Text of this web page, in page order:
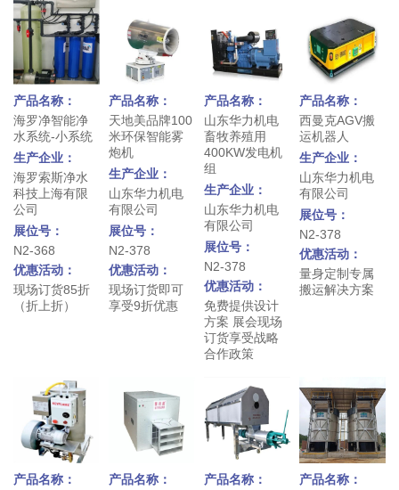
产品名称：
海罗净智能净
水系统-小系统
生产企业：
海罗索斯净水
科技上海有限
公司
展位号：
N2-368
优惠活动：
现场订货85折
（折上折）
产品名称：
天地美品牌100
米环保智能雾
炮机
生产企业：
山东华力机电
有限公司
展位号：
N2-378
优惠活动：
现场订货即可
享受9折优惠
产品名称：
山东华力机电
畜牧养殖用
400KW发电机
组
生产企业：
山东华力机电
有限公司
展位号：
N2-378
优惠活动：
免费提供设计
方案 展会现场
订货享受战略
合作政策
产品名称：
西曼克AGV搬
运机器人
生产企业：
山东华力机电
有限公司
展位号：
N2-378
优惠活动：
量身定制专属
搬运解决方案
产品名称：
产品名称：
产品名称：
产品名称：